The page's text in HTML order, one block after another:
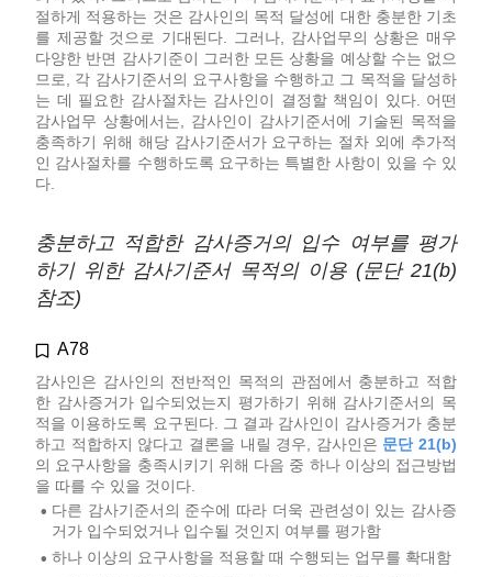
절하게 적용하는 것은 감사인의 목적 달성에 대한 충분한 기초
를 제공할 것으로 기대된다. 그러나, 감사업무의 상황은 매우
다양한 반면 감사기준이 그러한 모든 상황을 예상할 수는 없으
므로, 각 감사기준서의 요구사항을 수행하고 그 목적을 달성하
는 데 필요한 감사절차는 감사인이 결정할 책임이 있다. 어떤
감사업무 상황에서는, 감사인이 감사기준서에 기술된 목적을
충족하기 위해 해당 감사기준서가 요구하는 절차 외에 추가적
인 감사절차를 수행하도록 요구하는 특별한 사항이 있을 수 있
다.
충분하고 적합한 감사증거의 입수 여부를 평가
하기 위한 감사기준서 목적의 이용 (문단 21(b)
참조)
A78
감사인은 감사인의 전반적인 목적의 관점에서 충분하고 적합
한 감사증거가 입수되었는지 평가하기 위해 감사기준서의 목
적을 이용하도록 요구된다. 그 결과 감사인이 감사증거가 충분
하고 적합하지 않다고 결론을 내릴 경우, 감사인은 문단 21(b)
의 요구사항을 충족시키기 위해 다음 중 하나 이상의 접근방법
을 따를 수 있을 것이다.
• 다른 감사기준서의 준수에 따라 더욱 관련성이 있는 감사증
거가 입수되었거나 입수될 것인지 여부를 평가함
• 하나 이상의 요구사항을 적용할 때 수행되는 업무를 확대함